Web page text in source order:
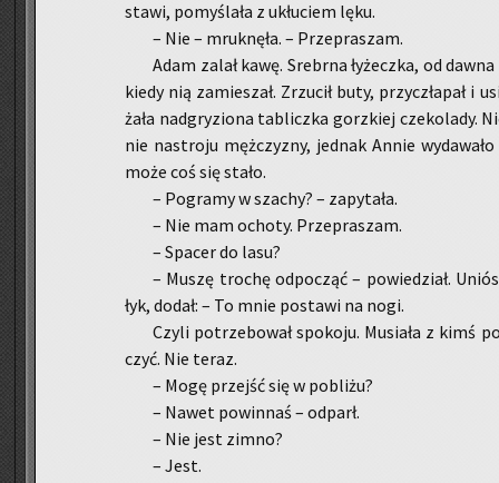
sta­wi, po­my­śla­ła z ukłu­ciem lęku.
– Nie – mruk­nę­ła. – Prze­pra­szam.
Adam zalał kawę. Srebr­na ły­żecz­ka, od
kiedy nią za­mie­szał. Zrzu­cił buty, przy­czła­pał i
ża­ła nad­gry­zio­na ta­blicz­ka gorz­kiej cze­ko­la­dy.
nie na­stro­ju męż­czy­zny, jed­nak Annie
może coś się stało.
– Po­gra­my w sza­chy? – za­py­ta­ła.
– Nie mam ocho­ty. Prze­pra­szam.
– Spa­cer do lasu?
– Muszę tro­chę od­po­cząć – po­wie­dział.
łyk, dodał: – To mnie po­sta­wi na nogi.
Czyli po­trze­bo­wał spo­ko­ju. Mu­sia­ła z kimś
czyć. Nie teraz.
– Mogę przejść się w po­bli­żu?
– Nawet po­win­naś – od­parł.
– Nie jest zimno?
– Jest.